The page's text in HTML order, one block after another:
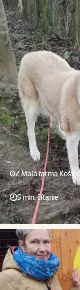
OZ Malá farma Košice
5 min. čítanie